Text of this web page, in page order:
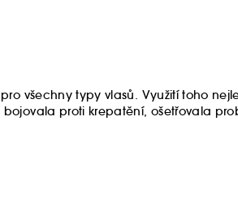
všechny typy vlasů. Využití toho
proti krepatění, ošetřovala
Inovativní sortiment, který je